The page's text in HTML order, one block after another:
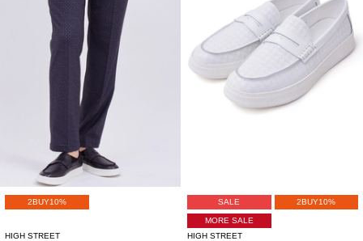
2BUY10%
HIGH STREET
SALE 2BUY10%
MORE SALE
HIGH STREET